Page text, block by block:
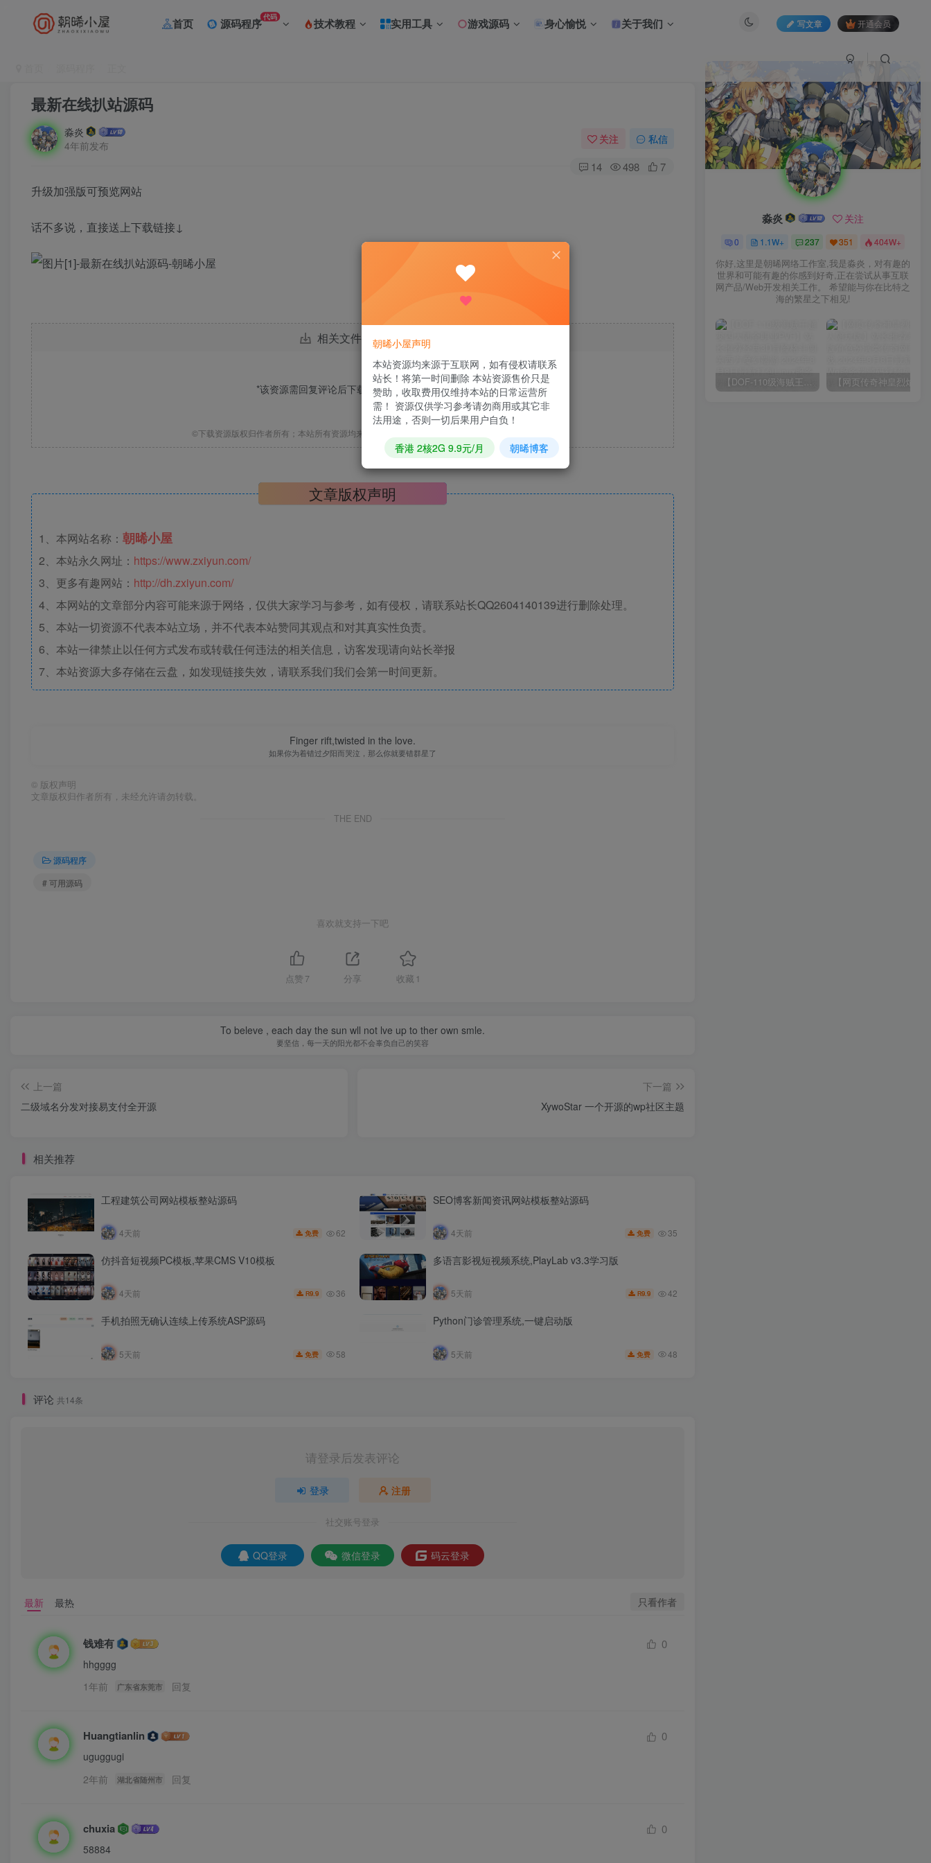
首页 源码程序代码 技术教程 实用工具 游戏源码 身心愉悦 关于我们 写文章 开通会员
最新在线扒站源码
淼炎
4年前发布
关注 私信
14 498 7
升级加强版可预览网站
话不多说，直接送上下载链接↓
相关文件下载地址
*该资源需回复评论后下载，马上去发表评论?
©下载资源版权归作者所有；本站所有资源均来源于网络，仅供学习使用，请支持正版！
文章版权声明
1、本网站名称： 朝晞小屋
2、本站永久网址： https://www.zxiyun.com/
3、更多有趣网站： http://dh.zxiyun.com/
4、本网站的文章部分内容可能来源于网络，仅供大家学习与参考，如有侵权，请联系站长QQ2604140139进行删除处理。
5、本站一切资源不代表本站立场，并不代表本站赞同其观点和对其真实性负责。
6、本站一律禁止以任何方式发布或转载任何违法的相关信息，访客发现请向站长举报
7、本站资源大多存储在云盘，如发现链接失效，请联系我们我们会第一时间更新。
Finger rift,twisted in the love.
如果你为着错过夕阳而哭泣，那么你就要错群星了
© 版权声明
文章版权归作者所有，未经允许请勿转载。
THE END
源码程序
# 可用源码
喜欢就支持一下吧
点赞 7 分享 收藏 1
To beleve , each day the sun wll not lve up to ther own smle.
要坚信，每一天的阳光都不会辜负自己的笑容
上一篇
二级域名分发对接易支付全开源
下一篇
XywoStar 一个开源的wp社区主题
相关推荐
工程建筑公司网站模板整站源码
4天前 免费 62
SEO博客新闻资讯网站模板整站源码
4天前 免费 35
仿抖音短视频PC模板,苹果CMS V10模板
4天前 R9.9 36
多语言影视短视频系统,PlayLab v3.3学习版
5天前 R9.9 42
手机拍照无确认连续上传系统ASP源码
5天前 免费 58
Python门诊管理系统,一键启动版
5天前 免费 48
评论 共14条
请登录后发表评论
登录 注册
社交账号登录
QQ登录 微信登录 码云登录
最新 最热 只看作者
钱难有 0
hhgggg
1年前
广东省东莞市 回复
Huangtianlin 0
uguggugi
2年前
湖北省随州市 回复
chuxia 0
58884
淼炎 关注
0 1.1W+ 237 351 404W+
你好,这里是朝晞网络工作室,我是淼炎，对有趣的
世界和可能有趣的你感到好奇,正在尝试从事互联
网产品/Web开发相关工作。 希望能与你在比特之
海的繁星之下相见!
【DOF-110级海贼王超变四大陆全职业PVF】站长推荐经典3D冒险格斗闯关西方魔幻端游-2024年8月8日最新打包Linux服务端源码视频架设教程-等级补丁-配套完整客户端！
朝晞小屋声明
本站资源均来源于互联网，如有侵权请联系
站长！将第一时间删除 本站资源售价只是
赞助，收取费用仅维持本站的日常运营所
需！ 资源仅供学习参考请勿商用或其它非
法用途，否则一切后果用户自负！
香港 2核2G 9.9元/月 朝晞博客